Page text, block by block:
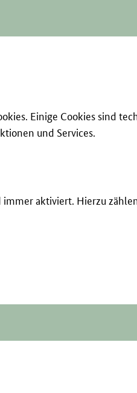
Einige Cookies sind
und Services.
aktiviert. Hierzu